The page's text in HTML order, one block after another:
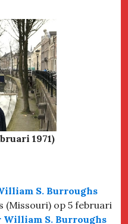
1971)
S. Burroughs
(Missouri) op 5 februari
William S. Burroughs